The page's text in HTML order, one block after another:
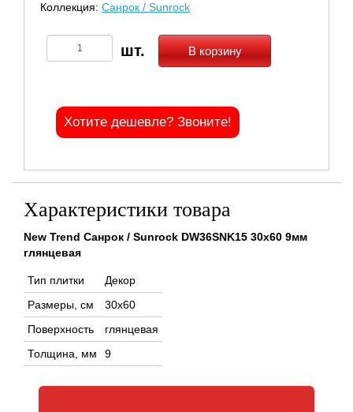
Коллекция: Санрок / Sunrock
В корзину
Хотите дешевле? Звоните!
Характеристики товара
New Trend Санрок / Sunrock DW36SNK15 30x60 9мм
глянцевая
Тип плитки
Декор
Размеры, см
30x60
Поверхность
глянцевая
Толщина, мм
9